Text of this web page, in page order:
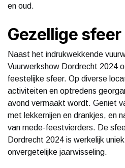
en oud.
Gezellige sfeer
Naast het indrukwekkende
Vuurwerkshow Dordrecht 2024
feestelijke sfeer. Op diverse
activiteiten en optredens
avond vermaakt wordt. Geniet
met lekkernijen en drankjes, en
van mede-feestvierders. De
Dordrecht 2024 is werkelijk
onvergetelijke jaarwisseling.